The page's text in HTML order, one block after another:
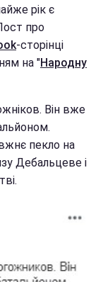
рік є
про
-сторінці
на "Народну
Він вже
пекло на
Дебальцеве і